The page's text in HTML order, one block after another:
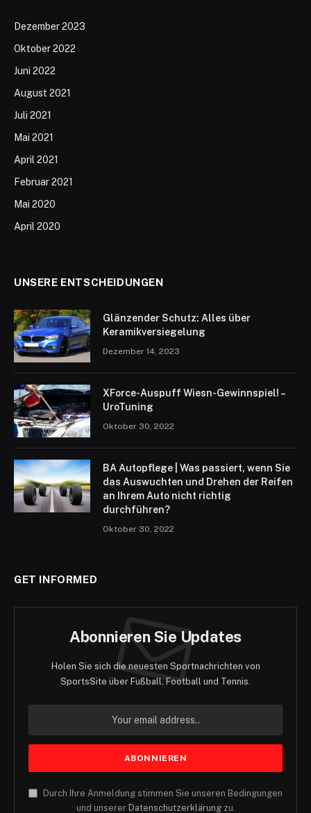
Dezember 2023
Oktober 2022
Juni 2022
August 2021
Juli 2021
Mai 2021
April 2021
Februar 2021
Mai 2020
April 2020
UNSERE ENTSCHEIDUNGEN
Glänzender Schutz: Alles über
Keramikversiegelung
Dezember 14, 2023
XForce-Auspuff Wiesn-Gewinnspiel! –
UroTuning
Oktober 30, 2022
BA Autopflege | Was passiert, wenn Sie
das Auswuchten und Drehen der Reifen
an Ihrem Auto nicht richtig
durchführen?
Oktober 30, 2022
GET INFORMED
Abonnieren Sie Updates
Holen Sie sich die neuesten Sportnachrichten von
SportsSite über Fußball, Football und Tennis.
Durch Ihre Anmeldung stimmen Sie unseren Bedingungen
und unserer Datenschutzerklärungzu.